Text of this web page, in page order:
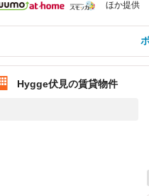
ほか提供
Hygge伏見の賃貸物件